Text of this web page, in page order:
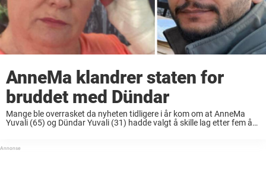
AnneMa klandrer staten for
bruddet med Dündar
Mange ble overrasket da nyheten tidligere i år kom om at AnneMa
Yuvali (65) og Dündar Yuvali (31) hadde valgt å skille lag etter fem år